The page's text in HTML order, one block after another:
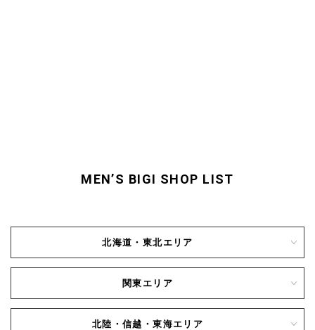
MEN’S BIGI SHOP LIST
北海道・東北エリア
関東エリア
北陸・信越・東海エリア